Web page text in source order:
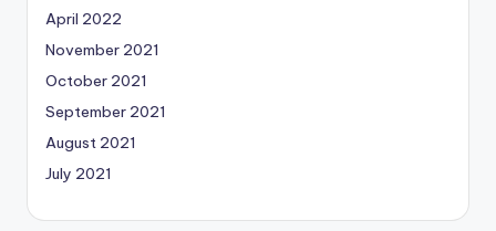
April 2022
November 2021
October 2021
September 2021
August 2021
July 2021